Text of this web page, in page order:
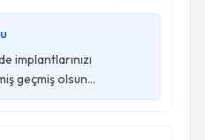
implantlarınızı
geçmiş olsun...